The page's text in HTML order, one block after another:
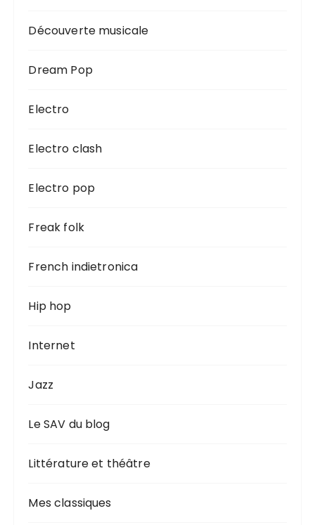
Découverte musicale
Dream Pop
Electro
Electro clash
Electro pop
Freak folk
French indietronica
Hip hop
Internet
Jazz
Le SAV du blog
Littérature et théâtre
Mes classiques